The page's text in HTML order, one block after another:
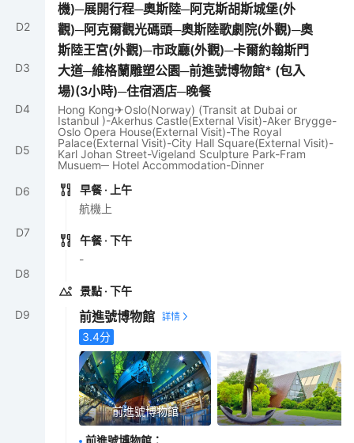
D2
D3
D4
D5
D6
D7
D8
D9
機)─展開行程─奧斯陸─阿克斯胡斯城堡(外
觀)─阿克爾觀光碼頭─奧斯陸歌劇院(外觀)─奧
斯陸王宮(外觀)─市政廳(外觀)─卡爾約翰斯門
大道─維格蘭雕塑公園─前進號博物館* (包入
場)(3小時)─住宿酒店─晚餐
Hong Kong✈Oslo(Norway) (Transit at Dubai or
Istanbul )-Akerhus Castle(External Visit)-Aker Brygge-
Oslo Opera House(External Visit)-The Royal
Palace(External Visit)-City Hall Square(External Visit)-
Karl Johan Street-Vigeland Sculpture Park-Fram
Musuem─ Hotel Accommodation-Dinner
早餐 · 上午
航機上
午餐 · 下午
-
景點 · 下午
前進號博物館
3.4分
前進號博物館
前進號博物館 ：